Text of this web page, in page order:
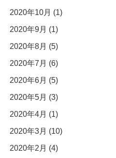
2020年10月 (1)
2020年9月 (1)
2020年8月 (5)
2020年7月 (6)
2020年6月 (5)
2020年5月 (3)
2020年4月 (1)
2020年3月 (10)
2020年2月 (4)